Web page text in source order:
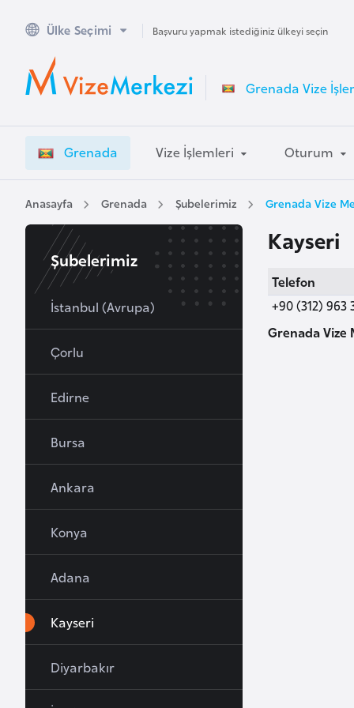
Ülke Seçimi Başvuru yapmak istediğiniz ülkeyi seçin
Grenada Vize
Grenada Vize İşlemleri Oturum
Anasayfa Grenada Şubelerimiz Grenada Vize
Kayseri
Telefon
+90 (312) 963
Grenada Vize
Şubelerimiz
İstanbul (Avrupa)
Çorlu
Edirne
Bursa
Ankara
Konya
Adana
Kayseri
Diyarbakır
A
u
s
a
l
A
u
s
t
y
z
r
b
a
y
c
a
n